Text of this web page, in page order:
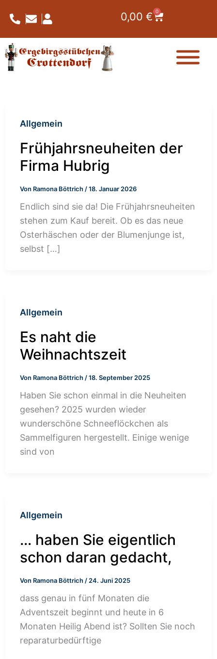
Inhalt
springen
0,00 € 0
Warenkorb
Allgemein
Frühjahrsneuheiten der
Firma Hubrig
Von Ramona Böttrich /18. Januar 2026
Endlich sind sie da! Die Frühjahrsneuheiten
stehen zum Kauf bereit. Ob es das neue
Osterhäschen oder der Blumenjunge ist,
selbst […]
Allgemein
Es naht die
Weihnachtszeit
Von Ramona Böttrich /18. September 2025
Haben Sie schon einmal in die Neuheiten
gesehen? 2025 wurden wieder
wunderschöne Schneeflöckchen als
Sammelfiguren hergestellt. Einige wenige
sind von
Allgemein
… haben Sie eigentlich
schon daran gedacht,
Von Ramona Böttrich / 24. Juni 2025
dass genau in fünf Monaten die
Adventszeit beginnt und heute in 6
Monaten Heilig Abend ist? Sollten Sie noch
reparaturbedürftige